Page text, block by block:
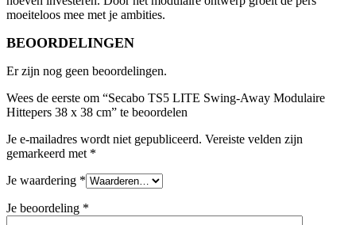
moeiteloos mee met je ambities.
BEOORDELINGEN
Er zijn nog geen beoordelingen.
Wees de eerste om “Secabo TS5 LITE Swing-Away Modulaire
Hittepers 38 x 38 cm” te beoordelen
Je e-mailadres wordt niet gepubliceerd. Vereiste velden zijn
gemarkeerd met *
Je waardering *
Je beoordeling *